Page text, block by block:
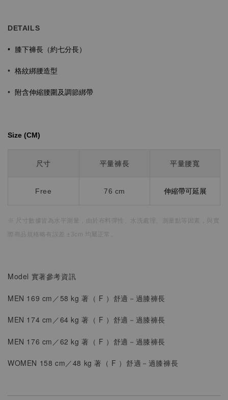
DETAILS
• 膝下褲長（約七分長）
• 格紋綁腰造型
• 附含伸縮腰圍及調節綁帶
Size (CM)⁡⁡
尺寸 平量褲長 平量腰寬
Free 76 cm 伸縮帶可延展
※ 尺寸數據皆為水平測量， 由於布料彈性、水洗處理、測量點等因素，
際商品規格略有誤差 ±3cm 均屬正常。
Model 實著參考資訊
MEN 169 cm／58 kg 著（ F ） 舒適 －過膝褲長
MEN 174 cm／64 kg 著（ F ） 舒適 － 過膝褲長
MEN 176 cm／62 kg 著（ F ） 舒適 － 過膝褲長
WOMEN 158 cm／48 kg 著（ F ）舒適 － 過膝褲長